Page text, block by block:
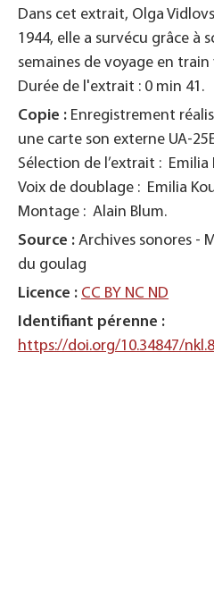
Dans cet extrait, Olga
1944, elle a survécu grâce à
semaines de voyage en train
Durée de l'extrait : 0 min 41.
Copie : Enregistrement
une carte son externe UA-
Sélection de l’extrait : Emilia
Voix de doublage : Emilia
Montage : Alain Blum.
Source : Archives sonores -
du goulag
Licence : CC BY NC ND
Identifiant pérenne :
https://doi.org/10.34847/